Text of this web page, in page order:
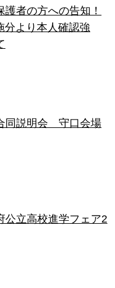
者の方への告知！
より本人確認強
同説明会 守口会場
公立高校進学フェア2